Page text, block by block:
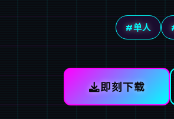
#单人
即刻下载